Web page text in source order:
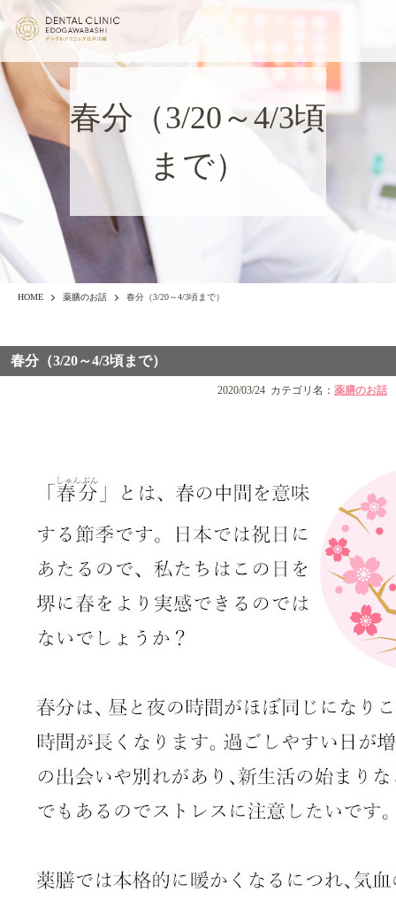
春分（3/20～4/3頃
まで）
HOME 薬膳のお話 春分（3/20～4/3頃まで）
春分（3/20～4/3頃まで）
2020/03/24 カテゴリ名： 薬膳のお話